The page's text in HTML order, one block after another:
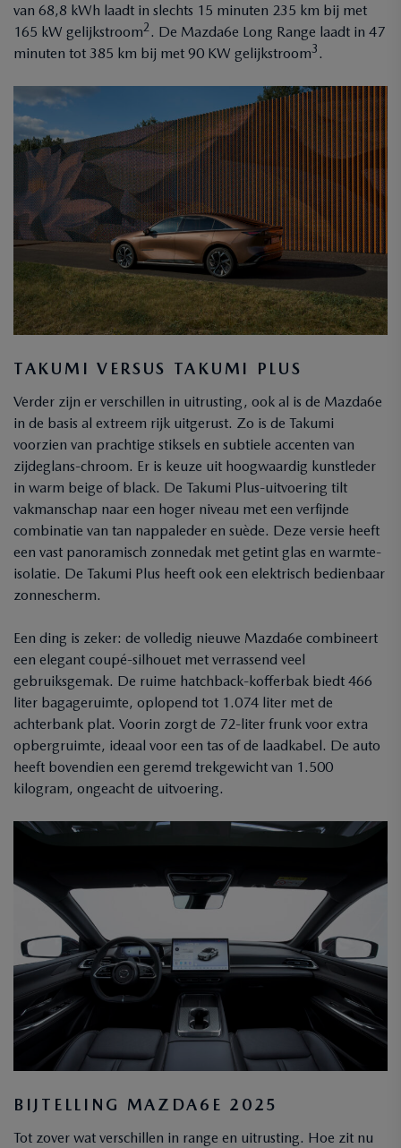
van 68,8 kWh laadt in slechts 15 minuten 235 km bij met
165 kW gelijkstroom2. De Mazda6e Long Range laadt in 47
minuten tot 385 km bij met 90 KW gelijkstroom3.
TAKUMI VERSUS TAKUMI PLUS
Verder zijn er verschillen in uitrusting, ook al is de Mazda6e
in de basis al extreem rijk uitgerust. Zo is de Takumi
voorzien van prachtige stiksels en subtiele accenten van
zijdeglans-chroom. Er is keuze uit hoogwaardig kunstleder
in warm beige of black. De Takumi Plus-uitvoering tilt
vakmanschap naar een hoger niveau met een verfijnde
combinatie van tan nappaleder en suède. Deze versie heeft
een vast panoramisch zonnedak met getint glas en warmte-
isolatie. De Takumi Plus heeft ook een elektrisch bedienbaar
zonnescherm.
Een ding is zeker: de volledig nieuwe Mazda6e combineert
een elegant coupé-silhouet met verrassend veel
gebruiksgemak. De ruime hatchback-kofferbak biedt 466
liter bagageruimte, oplopend tot 1.074 liter met de
achterbank plat. Voorin zorgt de 72-liter frunk voor extra
opbergruimte, ideaal voor een tas of de laadkabel. De auto
heeft bovendien een geremd trekgewicht van 1.500
kilogram, ongeacht de uitvoering.
BIJTELLING MAZDA6E 2025
Tot zover wat verschillen in range en uitrusting. Hoe zit nu